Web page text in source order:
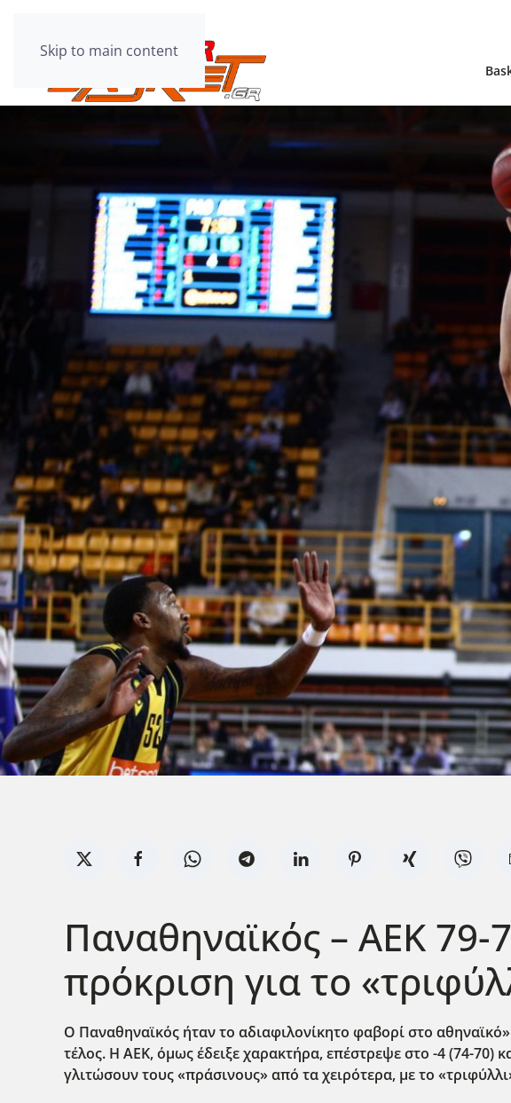
Skip to main content
Παναθηναϊκός – ΑΕΚ 79-
πρόκριση για το
Ο Παναθηναϊκός ήταν το αδιαφιλονίκητο φαβορί στο
τέλος. Η ΑΕΚ, όμως έδειξε χαρακτήρα, επέστρεψε στο -4 (74-70)
γλιτώσουν τους «πράσινους» από τα χειρότερα, με το